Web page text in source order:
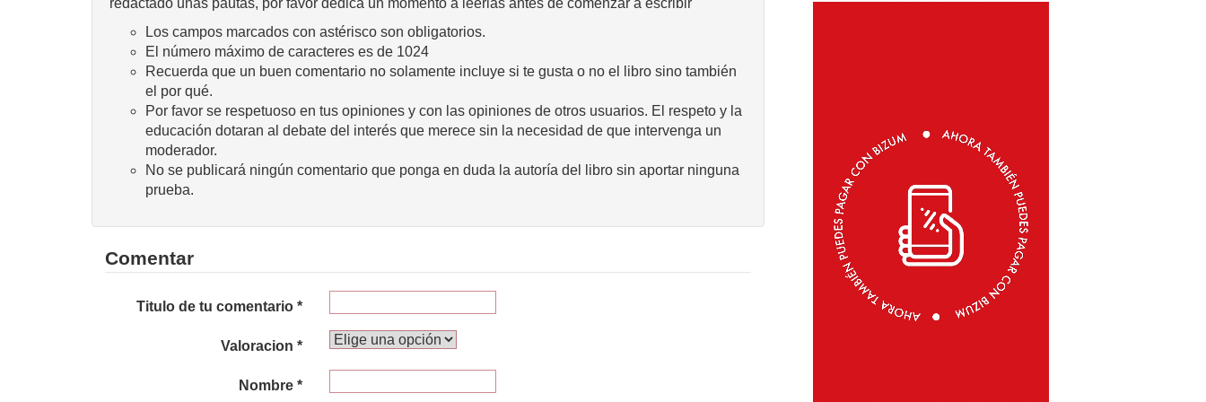
redactado unas pautas, por favor dedica un momento a leerlas antes de comenzar a escribir
Los campos marcados con astérisco son obligatorios.
El número máximo de caracteres es de 1024
Recuerda que un buen comentario no solamente incluye si te gusta o no el libro sino también
el por qué.
Por favor se respetuoso en tus opiniones y con las opiniones de otros usuarios. El respeto y la
educación dotaran al debate del interés que merece sin la necesidad de que intervenga un
moderador.
No se publicará ningún comentario que ponga en duda la autoría del libro sin aportar ninguna
prueba.
Comentar
Titulo de tu comentario *
Valoracion *
Nombre *